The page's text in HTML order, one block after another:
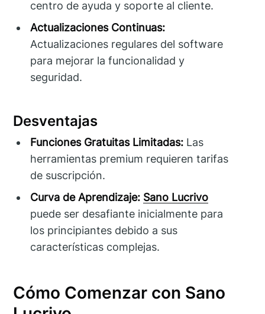
centro de ayuda y soporte al cliente.
Actualizaciones Continuas:
Actualizaciones regulares del software
para mejorar la funcionalidad y
seguridad.
Desventajas
Funciones Gratuitas Limitadas: Las
herramientas premium requieren tarifas
de suscripción.
Curva de Aprendizaje: Sano Lucrivo
puede ser desafiante inicialmente para
los principiantes debido a sus
características complejas.
Cómo Comenzar con Sano